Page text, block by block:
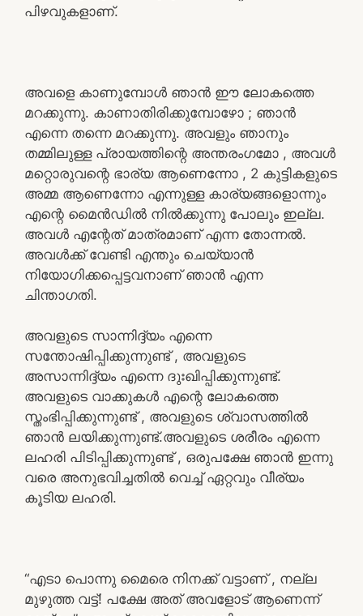
പിഴവുകളാണ്.
അവളെ കാണുമ്പോൾ ഞാൻ ഈ ലോകത്തെ
മറക്കുന്നു. കാണാതിരിക്കുമ്പോഴോ ; ഞാൻ
എന്നെ തന്നെ മറക്കുന്നു. അവളും ഞാനും
തമ്മിലുള്ള പ്രായത്തിന്റെ അന്തരംഗമോ , അവൾ
മറ്റൊരുവന്റെ ഭാര്യ ആണെന്നോ , 2 കുട്ടികളുടെ
അമ്മ ആണെന്നോ എന്നുള്ള കാര്യങ്ങളൊന്നും
എന്റെ മൈൻഡിൽ നിൽക്കുന്നു പോലും ഇല്ല.
അവൾ എന്റേത് മാത്രമാണ് എന്ന തോന്നൽ.
അവൾക്ക് വേണ്ടി എന്തും ചെയ്യാൻ
നിയോഗിക്കപ്പെട്ടവനാണ് ഞാൻ എന്ന
ചിന്താഗതി.
അവളുടെ സാന്നിദ്ദ്യം എന്നെ
സന്തോഷിപ്പിക്കുന്നുണ്ട് , അവളുടെ
അസാന്നിദ്ദ്യം എന്നെ ദുഃഖിപ്പിക്കുന്നുണ്ട്.
അവളുടെ വാക്കുകൾ എന്റെ ലോകത്തെ
സ്തംഭിപ്പിക്കുന്നുണ്ട് , അവളുടെ ശ്വാസത്തിൽ
ഞാൻ ലയിക്കുന്നുണ്ട്.അവളുടെ ശരീരം എന്നെ
ലഹരി പിടിപ്പിക്കുന്നുണ്ട് , ഒരുപക്ഷേ ഞാൻ ഇന്നു
വരെ അനുഭവിച്ചതിൽ വെച്ച് ഏറ്റവും വീര്യം
കൂടിയ ലഹരി.
“എടാ പൊന്നു മൈരെ നിനക്ക് വട്ടാണ് , നല്ല
മുഴുത്ത വട്ട്! പക്ഷേ അത് അവളോട് ആണെന്ന്